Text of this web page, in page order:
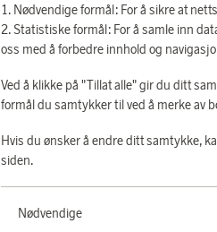
Nødvendige formål: For å sikre at
Statistiske formål: For å samle inn
oss med å forbedre innhold og
Ved å klikke på "Tillat alle" gir du ditt
formål du samtykker til ved å merke av
Hvis du ønsker å endre ditt samtykke,
siden.
Nødvendige